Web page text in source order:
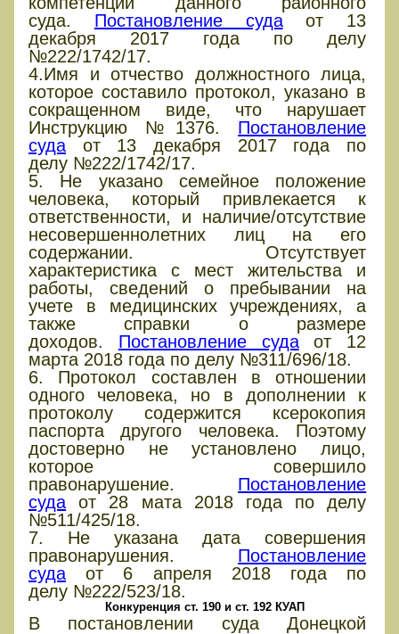
суда. Постановление судаот 13
декабря 2017 года по делу
№222/1742/17.
4.Имя и отчество должностного лица,
которое составило протокол, указано в
сокращенном виде, что нарушает
Инструкцию №1376. Постановление
суда от 13 декабря 2017 года по
делу №222/1742/17.
5. Не указано семейное положение
человека, который привлекается к
ответственности, и наличие/отсутствие
несовершеннолетних лиц на его
содержании. Отсутствует
характеристика с мест жительства и
работы, сведений о пребывании на
учете в медицинских учреждениях, а
также справки о размере
доходов. Постановление судаот 12
марта 2018 года по делу №311/696/18.
6. Протокол составлен в отношении
одного человека, но в дополнении к
протоколу содержится ксерокопия
паспорта другого человека. Поэтому
достоверно не установлено лицо,
которое совершило
правонарушение. Постановление
суда от 28 мата 2018 года по делу
№511/425/18.
7. Не указана дата совершения
правонарушения. Постановление
суда от 6 апреля 2018 года по
делу №222/523/18.
Конкуренция ст. 190 и ст. 192 КУАП
В постановлении суда Донецкой